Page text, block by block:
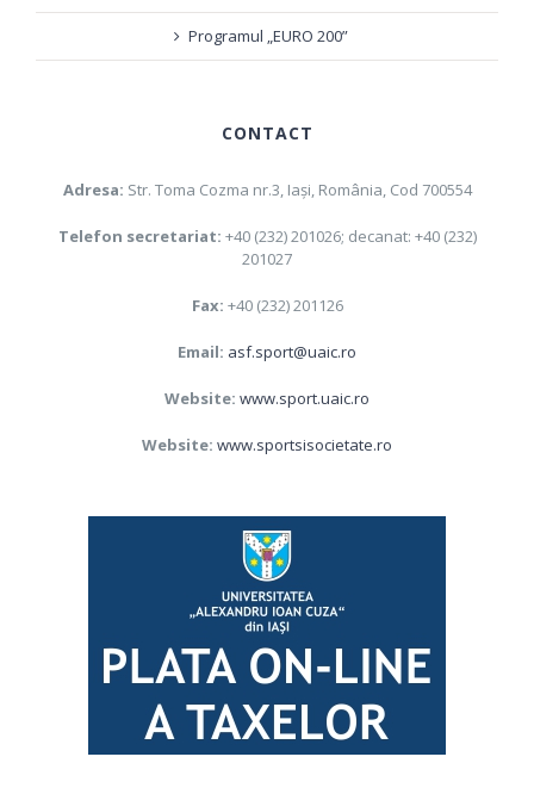
Programul „EURO 200”
CONTACT
Adresa: Str. Toma Cozma nr.3, Iaşi, România, Cod 700554
Telefon secretariat: +40 (232) 201026; decanat: +40 (232)
201027
Fax: +40 (232) 201126
Email: asf.sport@uaic.ro
Website: www.sport.uaic.ro
Website: www.sportsisocietate.ro